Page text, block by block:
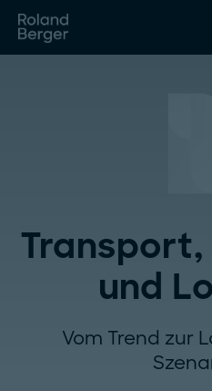
Transport,
und
Vom Trend zur